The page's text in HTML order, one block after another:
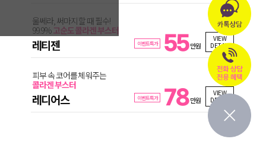
울쎄라, 써마지 할 때 필수!
99.9%고순도 콜라겐 부스터
레티젠 이벤트특가 55만원
VIEW
DETAIL
피부 속 코어를 체워주는
콜라겐 부스터
레디어스 이벤트특가 78만원
VIEW
DETAIL